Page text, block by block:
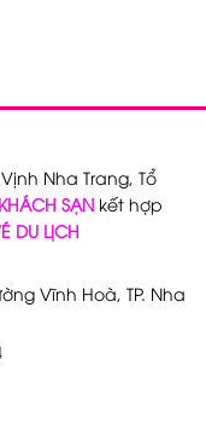
Nha Trang, Tổ
SẠN kết hợp
DU LỊCH
Vĩnh Hoà, TP. Nha